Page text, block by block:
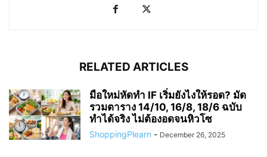
RELATED ARTICLES
มือใหม่หัดทำ IF เริ่มยังไงให้รอด? มัด
รวมตาราง 14/10, 16/8, 18/6 ฉบับ
ทำได้จริง ไม่ต้องอดจนหิวโซ
ShoppingPlearn - December 26, 2025